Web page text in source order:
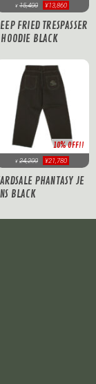
¥ 15,400 ¥13,860
FRIED TRESPASSER
HOODIE BLACK
10% OFF!!
¥ 24,200 ¥21,780
PHANTASY JE
BLACK